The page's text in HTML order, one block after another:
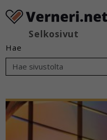
Selkosivut
Hae